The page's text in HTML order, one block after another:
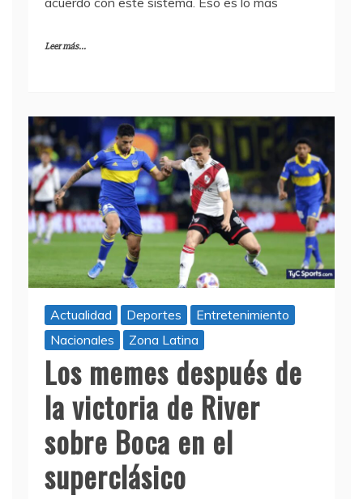
Leer más...
Actualidad Deportes
Entretenimiento
Nacionales
Zona Latina
Los memes después de
la victoria de River
sobre Boca en el
superclásico